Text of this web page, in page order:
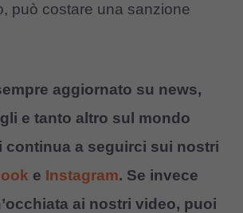
può costare una sanzione
aggiornato su news,
e tanto altro sul mondo
continua a seguirci sui nostri
e Instagram. Se invece
ai nostri video, puoi